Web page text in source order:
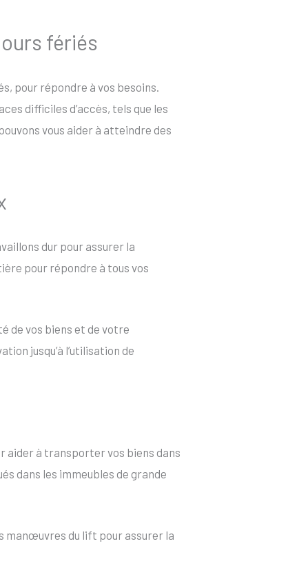
fériés
pour répondre à vos besoins.
difficiles d’accès, tels que les
vous aider à atteindre des
dur pour assurer la
pour répondre à tous vos
de vos biens et de votre
jusqu’à l’utilisation de
aider à transporter vos biens dans
dans les immeubles de grande
manœuvres du lift pour assurer la